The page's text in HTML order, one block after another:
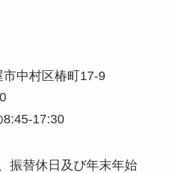
中村区椿町17-9
8:45-17:30
振替休日及び年末年始